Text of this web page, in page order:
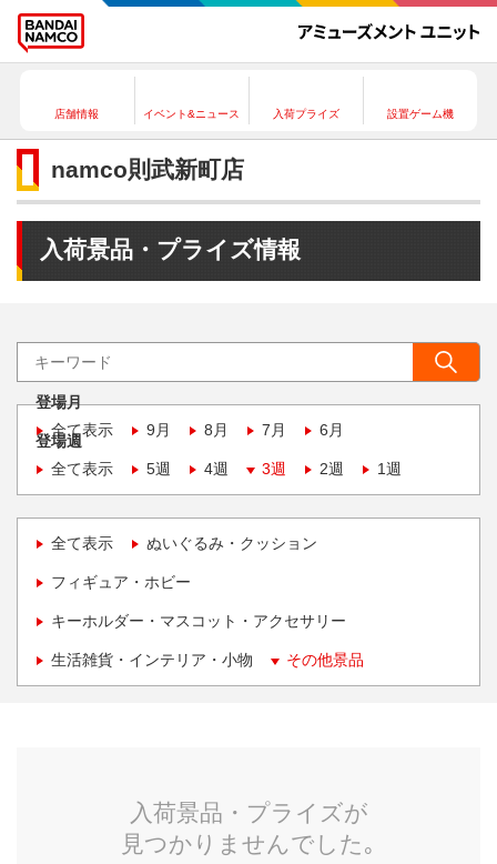
店舗情報 イベント&ニュース 入荷プライズ 設置ゲーム機
namco則武新町店
入荷景品・プライズ情報
登場月
全て表示
9月 8月 7月 6月
登場週
全て表示
5週 4週 3週 2週 1週
全て表示 ぬいぐるみ・クッション
フィギュア・ホビー
キーホルダー・マスコット・アクセサリー
生活雑貨・インテリア・小物 その他景品